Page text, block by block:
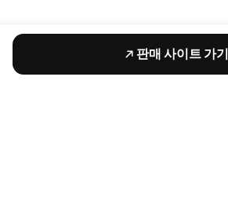
판매 사이트 가기